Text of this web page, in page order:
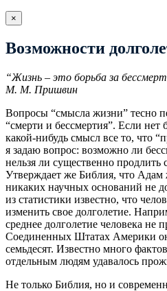
×
Возможности
“Жизнь – это борьба за
М. М. Пришвин
Вопросы “смысла жизни” тесно
“смерти и бессмертия”. Если нет
какой-нибудь смысл все то, что
я задаю вопрос: возможно ли
нельзя ли существенно продлить
Утверждает же Библия, что Адам
никаких научных оснований не
из статистики известно, что
изменить свое долголетие.
среднее долголетие человека не
Соединенных Штатах Америки
семьдесят. Известно много
отдельным людям удавалось
Не только Библия, но и